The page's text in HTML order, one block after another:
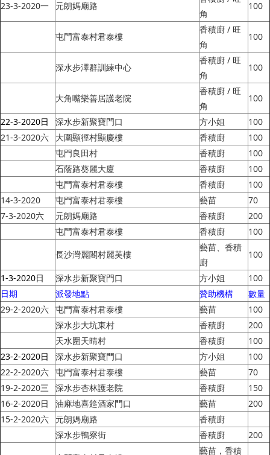
23-3-2020一 元朗媽廟路
角
100
屯門富泰村君泰樓
香積廚 / 旺
角
100
深水​步澤群訓練中心
香積廚 / 旺
角
100
大角嘴樂善居護老院
香積廚 / 旺
角
100
22-3-2020日 深水步新聚寶門口 方小姐
100
21-3-2020六
大圍顯徑村顯慶樓 香積廚
100
屯門良田村
香積廚
100
石蔭路葵麗大廈
香積廚
100
屯門富泰村君泰樓
香積廚
100
14-3-2020
屯門富泰村君泰樓 藝苗
70
7-3-2020六
元朗媽廟路 香積廚
200
屯門富泰村君泰樓
香積廚
100
長沙灣麗閣村麗芙樓
藝苗、香積
廚
100
1-3-2020日 深水步新聚寶門口 方小姐
100
日期
派發地點 贊助機構
數量
29-2-2020六 屯門富泰村君泰樓 藝苗
100
深水步大坑東村
香積廚
200
天水圍天晴村
香積廚
100
23-2-2020日
深水步新聚寶門口 方小姐
100
22-2-2020六 屯門富泰村君泰樓 藝苗
70
19-2-2020三
深水步杏林護老院 香積廚
150
16-2-2020日
油麻地喜筵酒家門口 藝苗
200
15-2-2020六
元朗媽廟路
香積廚
深水步鴨寮街
香積廚
200
藝苗，香積